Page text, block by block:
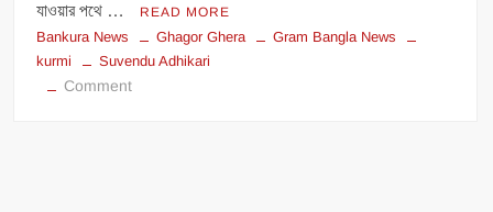
যাওয়ার পথে … READ MORE
Bankura News Ghagor Ghera
Gram Bangla News
kurmi
Suvendu Adhikari
Commenton